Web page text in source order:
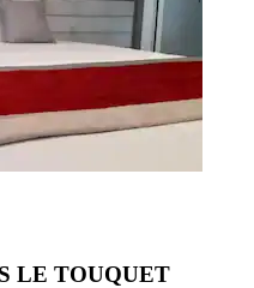
LE TOUQUET